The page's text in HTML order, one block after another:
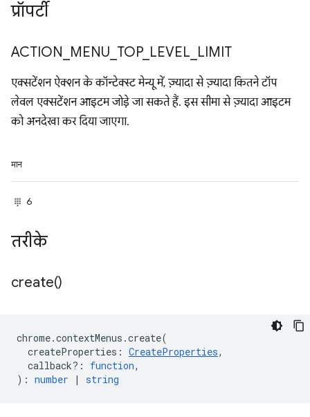
प्रॉपर्टी
ACTION MENU TOP_ LEVEL LIMIT
एक्सटेंशन ऐक्शन के कॉन्टेक्स्ट मेन्यू में, ज़्यादा से ज़्यादा कितने टॉप
लेवल एक्सटेंशन आइटम जोड़े जा सकते हैं. इस सीमा से ज़्यादा आइटम
को अनदेखा कर दिया जाएगा.
मान
6
तरीके
create()
chrome.contextMenus .create(
createProperties : CreateProperties,
callback? : function,
) : number | string